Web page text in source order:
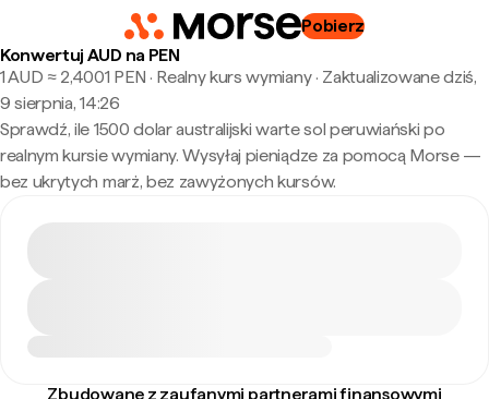
Pobierz
Konwertuj AUD na PEN
1 AUD ≈ 2,4001 PEN · Realny kurs wymiany· Zaktualizowane dziś,
9 sierpnia, 14:26
Sprawdź, ile 1500 dolar australijski warte sol peruwiański po
realnym kursie wymiany. Wysyłaj pieniądze za pomocą Morse —
bez ukrytych marż, bez zawyżonych kursów.
Zbudowane z zaufanymi partnerami finansowymi